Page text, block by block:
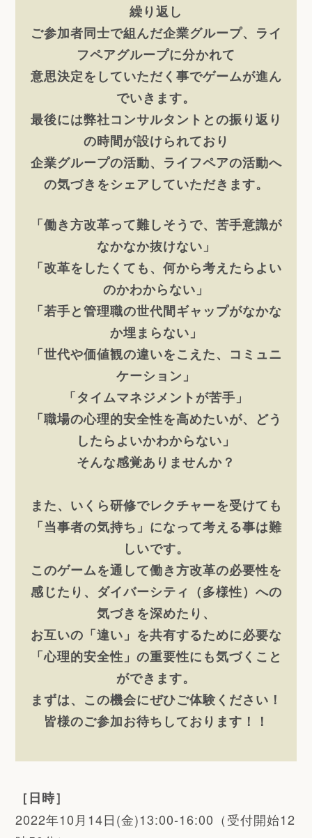
繰り返し
ご参加者同士で組んだ企業グループ、ライ
フペアグループに分かれて
意思決定をしていただく事でゲームが進ん
でいきます。
最後には弊社コンサルタントとの振り返り
の時間が設けられており
企業グループの活動、ライフペアの活動へ
の気づきをシェアしていただきます。
「働き方改革って難しそうで、苦手意識が
なかなか抜けない」
「改革をしたくても、何から考えたらよい
のかわからない」
「若手と管理職の世代間ギャップがなかな
か埋まらない」
「世代や価値観の違いをこえた、コミュニ
ケーション」
「タイムマネジメントが苦手」
「職場の心理的安全性を高めたいが、どう
したらよいかわからない」
そんな感覚ありませんか？
また、いくら研修でレクチャーを受けても
「当事者の気持ち」になって考える事は難
しいです。
このゲームを通して働き方改革の必要性を
感じたり、ダイバーシティ（多様性）への
気づきを深めたり、
お互いの「違い」を共有するために必要な
「心理的安全性」の重要性にも気づくこと
ができます。
まずは、この機会にぜひご体験ください！
皆様のご参加お待ちしております！！
［日時］
2022年10月14日(金)13:00-16:00（受付開始12